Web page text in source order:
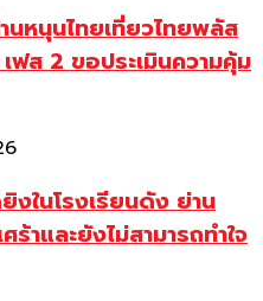
หนุนไทยเที่ยวไทยพลัส
ฟส 2 ขอประเมินความคุ้ม
งในโรงเรียนดัง ย่าน
าและยังไม่สามารถทำใจ